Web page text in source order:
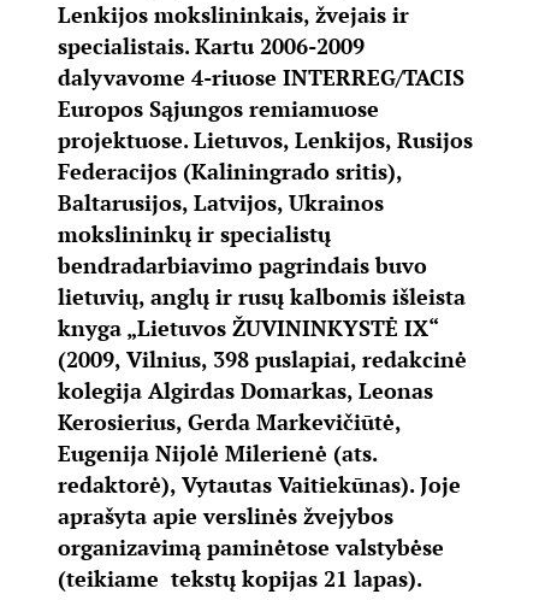
Lenkijos mokslininkais, žvejais ir
specialistais. Kartu 2006-2009
dalyvavome 4-riuose INTERREG/TACIS
Europos Sąjungos remiamuose
projektuose. Lietuvos, Lenkijos, Rusijos
Federacijos (Kaliningrado sritis),
Baltarusijos, Latvijos, Ukrainos
mokslininkų ir specialistų
bendradarbiavimo pagrindais buvo
lietuvių, anglų ir rusų kalbomis išleista
knyga „Lietuvos ŽUVININKYSTĖ IX“
(2009, Vilnius, 398 puslapiai, redakcinė
kolegija Algirdas Domarkas, Leonas
Kerosierius, Gerda Markevičiūtė,
Eugenija Nijolė Milerienė (ats.
redaktorė), Vytautas Vaitiekūnas). Joje
aprašyta apie verslinės žvejybos
organizavimą paminėtose valstybėse
(teikiame tekstų kopijas 21 lapas).